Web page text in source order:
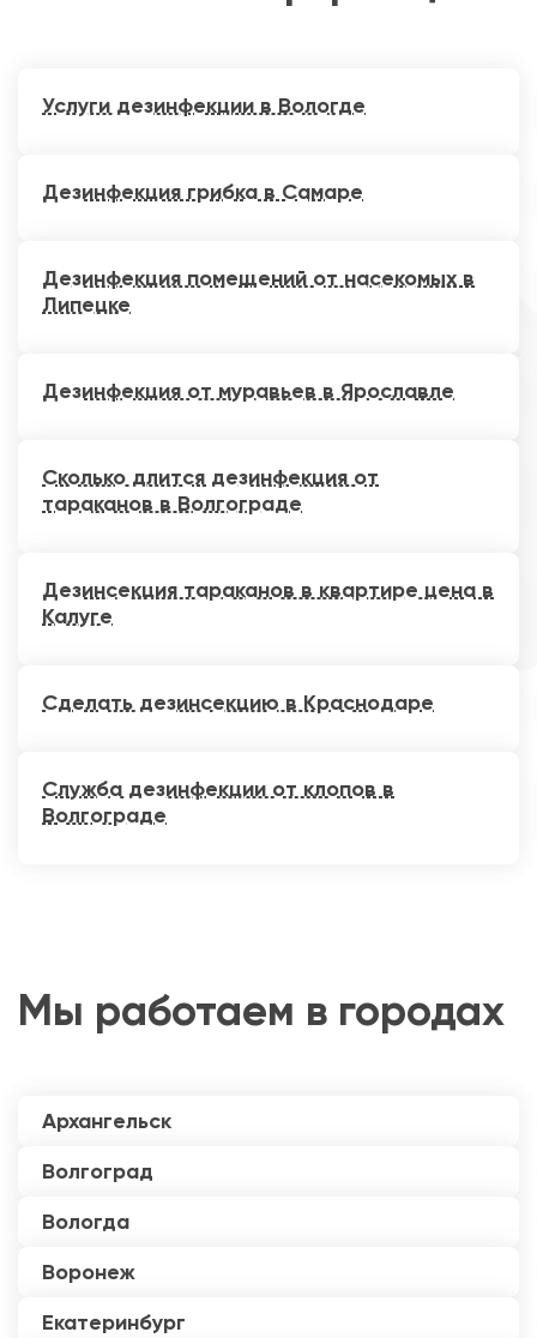
Услуги дезинфекции в Вологде
Дезинфекция грибка в Самаре
Дезинфекция помещений от насекомых в
Липецке
Дезинфекция от муравьев в Ярославле
Сколько длится дезинфекция от
тараканов в Волгограде
Дезинсекция тараканов в квартире цена в
Калуге
Сделать дезинсекцию в Краснодаре
Служба дезинфекции от клопов в
Волгограде
Мы работаем в городах
Архангельск
Волгоград
Вологда
Воронеж
Екатеринбург